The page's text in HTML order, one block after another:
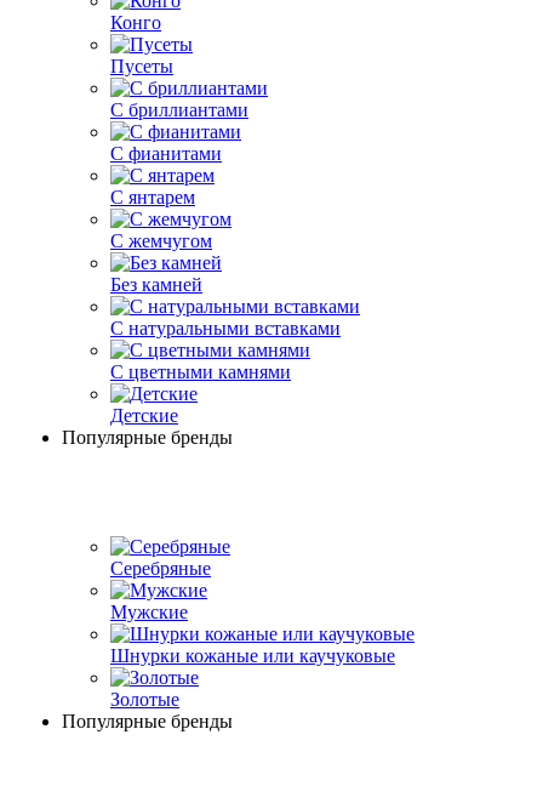
Конго
Пусеты
С бриллиантами
С фианитами
С янтарем
С жемчугом
Без камней
С натуральными вставками
С цветными камнями
Детские
Популярные бренды
Серебряные
Мужские
Шнурки кожаные или каучуковые
Золотые
Популярные бренды